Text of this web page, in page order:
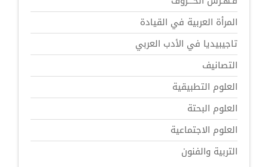
المرأة العربية في القيادة
تاجيبيديا في الأدب العربي
التصانيف
العلوم التطبيقية
العلوم البحتة
العلوم الاجتماعية
التربية والفنون